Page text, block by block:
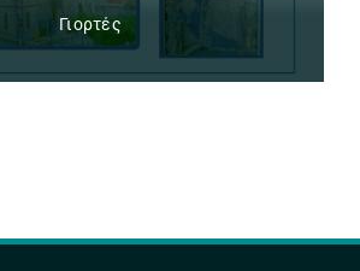
Γιορτές